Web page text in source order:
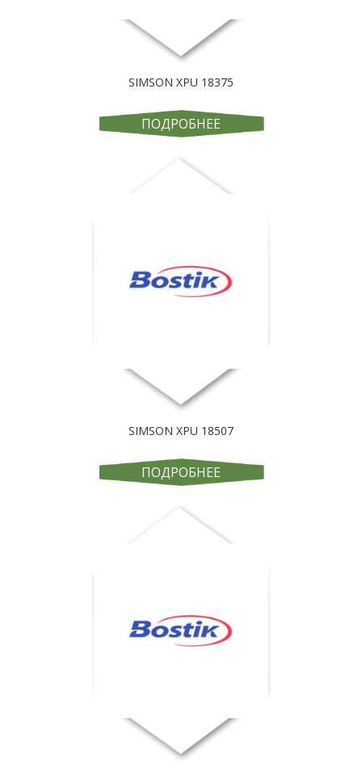
SIMSON XPU 18375
ПОДРОБНЕЕ
SIMSON XPU 18507
ПОДРОБНЕЕ